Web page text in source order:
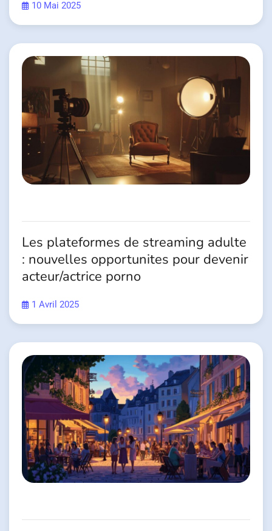
10 Mai 2025
Les plateformes de streaming adulte
: nouvelles opportunites pour devenir
acteur/actrice porno
1 Avril 2025